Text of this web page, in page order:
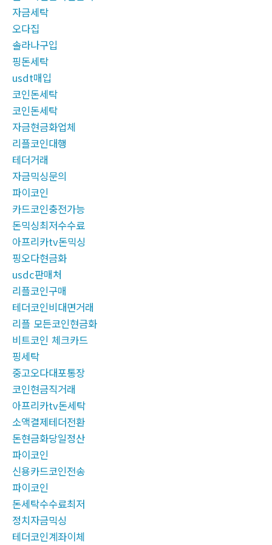
자금세탁
오다집
솔라나구입
핑돈세탁
usdt매입
코인돈세탁
코인돈세탁
자금현금화업체
리플코인대행
테더거래
자금믹싱문의
파이코인
카드코인충전가능
돈믹싱최저수수료
아프리카tv돈믹싱
핑오다현금화
usdc판매처
리플코인구매
테더코인비대면거래
리플 모든코인현금화
비트코인 체크카드
핑세탁
중고오다대포통장
코인현금직거래
아프리카tv돈세탁
소액결제테더전환
돈현금화당일정산
파이코인
신용카드코인전송
파이코인
돈세탁수수료최저
정치자금믹싱
테더코인계좌이체